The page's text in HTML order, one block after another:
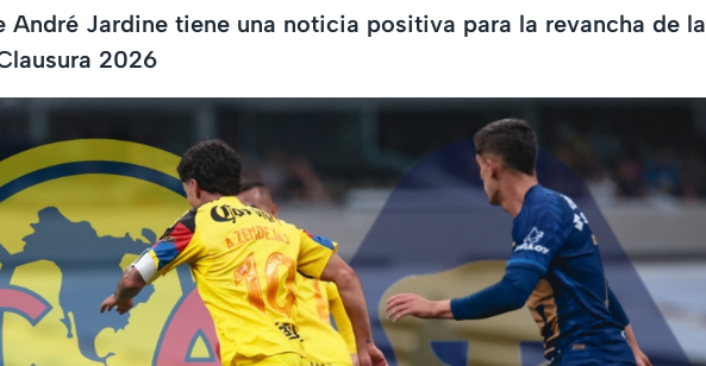
André Jardine tiene una noticia positiva para la revancha de la
2026